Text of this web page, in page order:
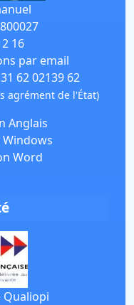
16
par email
62 02139 62
agrément de l'État)
Anglais
Word